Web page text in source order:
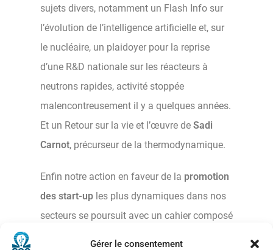
Gérer le consentement
sujets divers, notamment un Flash Info sur
l’évolution de l’intelligence artificielle et, sur
le nucléaire, un plaidoyer pour la reprise
d’une R&D nationale sur les réacteurs à
neutrons rapides, activité stoppée
malencontreusement il y a quelques années.
Et un Retour sur la vie et l’œuvre de Sadi
Carnot, précurseur de la thermodynamique.
Enfin notre action en faveur de la promotion
des start-up les plus dynamiques dans nos
secteurs se poursuit avec un cahier composé